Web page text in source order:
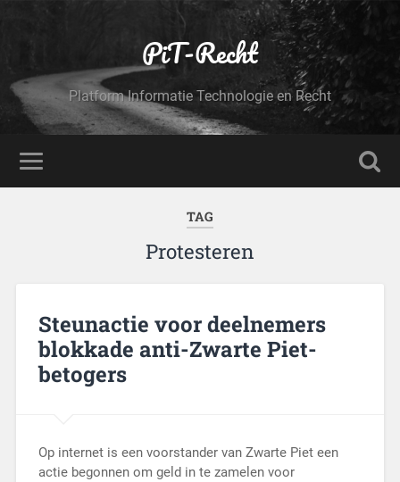
PiT-Recht
Platform Informatie Technologie en Recht
TAG
Protesteren
Steunactie voor deelnemers
blokkade anti-Zwarte Piet-
betogers
Op internet is een voorstander van Zwarte Piet een
actie begonnen om geld in te zamelen voor